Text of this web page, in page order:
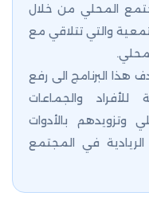
المحلي من خلال
والتي تتلاقي مع
هذا البرنامج الى رفع
للأفراد والجماعات
بالأدوات
في المجتمع